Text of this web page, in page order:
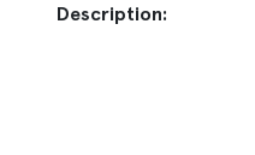
Description: